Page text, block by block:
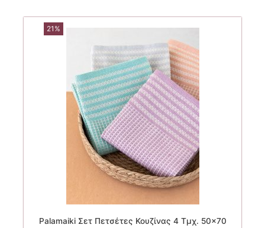
21%
Palamaiki Σετ Πετσέτες Κουζίνας 4 Τμχ. 50×70